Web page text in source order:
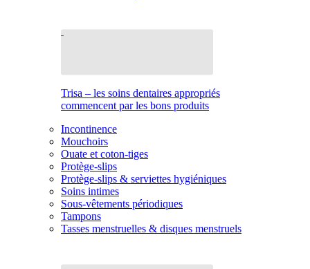
Trisa – les soins dentaires appropriés
commencent par les bons produits
Incontinence
Mouchoirs
Ouate et coton-tiges
Protège-slips
Protège-slips & serviettes hygiéniques
Soins intimes
Sous-vêtements périodiques
Tampons
Tasses menstruelles & disques menstruels